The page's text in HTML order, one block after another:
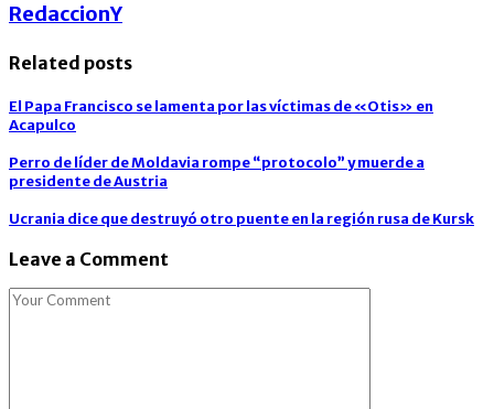
RedaccionY
Related posts
El Papa Francisco se lamenta por las víctimas de «Otis» en
Acapulco
Perro de líder de Moldavia rompe “protocolo” y muerde a
presidente de Austria
Ucrania dice que destruyó otro puente en la región rusa de Kursk
Leave a Comment